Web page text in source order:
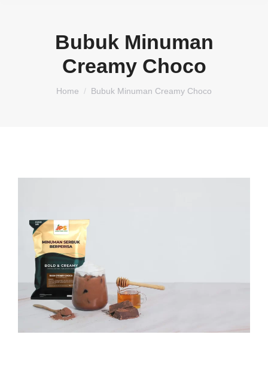
Bubuk Minuman
Creamy Choco
You are here:
Home Bubuk Minuman Creamy Choco